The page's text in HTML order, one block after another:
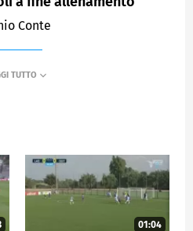
Conte
01:04